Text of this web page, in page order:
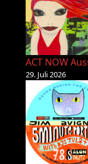
ACT NOW
29. Juli 2026